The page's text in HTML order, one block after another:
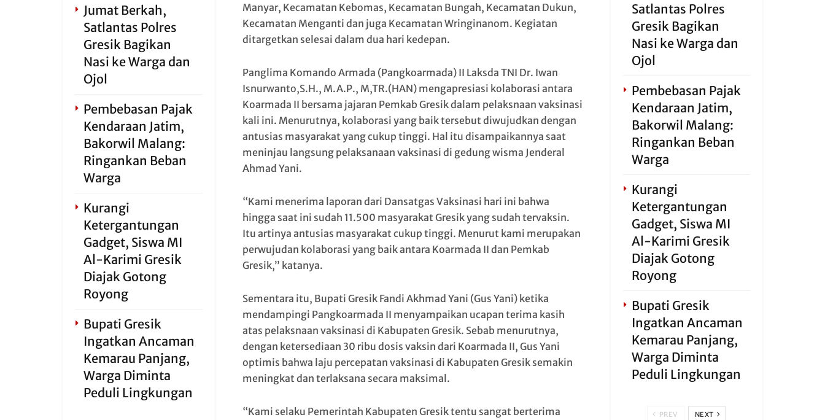
Manyar, Kecamatan Kebomas, Kecamatan Bungah, Kecamatan Dukun,
Kecamatan Menganti dan juga Kecamatan Wringinanom. Kegiatan
ditargetkan selesai dalam dua hari kedepan.
Panglima Komando Armada (Pangkoarmada) II Laksda TNI Dr. Iwan
Isnurwanto,S.H., M.A.P., M,TR.(HAN) mengapresiasi kolaborasi antara
Koarmada II bersama jajaran Pemkab Gresik dalam pelaksnaan vaksinasi
kali ini. Menurutnya, kolaborasi yang baik tersebut diwujudkan dengan
antusias masyarakat yang cukup tinggi. Hal itu disampaikannya saat
meninjau langsung pelaksanaan vaksinasi di gedung wisma Jenderal
Ahmad Yani.
“Kami menerima laporan dari Dansatgas Vaksinasi hari ini bahwa
hingga saat ini sudah 11.500 masyarakat Gresik yang sudah tervaksin.
Itu artinya antusias masyarakat cukup tinggi. Menurut kami merupakan
perwujudan kolaborasi yang baik antara Koarmada II dan Pemkab
Gresik,” katanya.
Sementara itu, Bupati Gresik Fandi Akhmad Yani (Gus Yani) ketika
mendampingi Pangkoarmada II menyampaikan ucapan terima kasih
atas pelaksnaan vaksinasi di Kabupaten Gresik. Sebab menurutnya,
dengan ketersediaan 30 ribu dosis vaksin dari Koarmada II, Gus Yani
optimis bahwa laju percepatan vaksinasi di Kabupaten Gresik semakin
meningkat dan terlaksana secara maksimal.
“Kami selaku Pemerintah Kabupaten Gresik tentu sangat berterima
Jumat Berkah,
Satlantas Polres
Gresik Bagikan
Nasi ke Warga dan
Ojol
Pembebasan Pajak
Kendaraan Jatim,
Bakorwil Malang:
Ringankan Beban
Warga
Kurangi
Ketergantungan
Gadget, Siswa MI
Al-Karimi Gresik
Diajak Gotong
Royong
Bupati Gresik
Ingatkan Ancaman
Kemarau Panjang,
Warga Diminta
Peduli Lingkungan
Satlantas Polres
Gresik Bagikan
Nasi ke Warga dan
Ojol
Pembebasan Pajak
Kendaraan Jatim,
Bakorwil Malang:
Ringankan Beban
Warga
Kurangi
Ketergantungan
Gadget, Siswa MI
Al-Karimi Gresik
Diajak Gotong
Royong
Bupati Gresik
Ingatkan Ancaman
Kemarau Panjang,
Warga Diminta
Peduli Lingkungan
PREV NEXT